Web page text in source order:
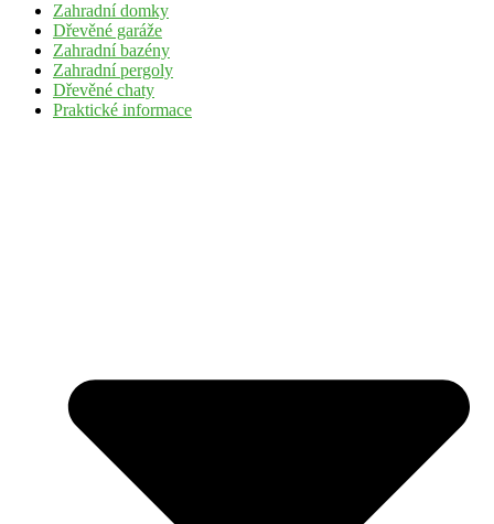
Zahradní domky
Dřevěné garáže
Zahradní bazény
Zahradní pergoly
Dřevěné chaty
Praktické informace